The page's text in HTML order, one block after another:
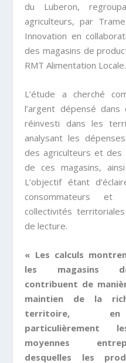
du Luberon,
agriculteurs, par
Innovation en
des magasins de
RMT Alimentation Locale.
L’étude a cherché
l’argent dépensé
réinvesti dans les
analysant les
des agriculteurs et des
de ces magasins,
L’objectif étant
consommateurs
collectivités
de lecture.
« Les calculs
les magasins
contribuent de
maintien de la
territoire, en
moyennes
desquelles les